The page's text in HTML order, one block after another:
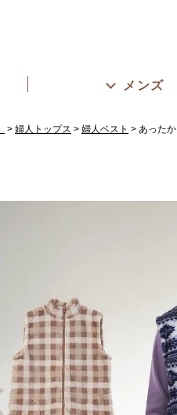
メンズ
婦人トップス 婦人ベスト あった